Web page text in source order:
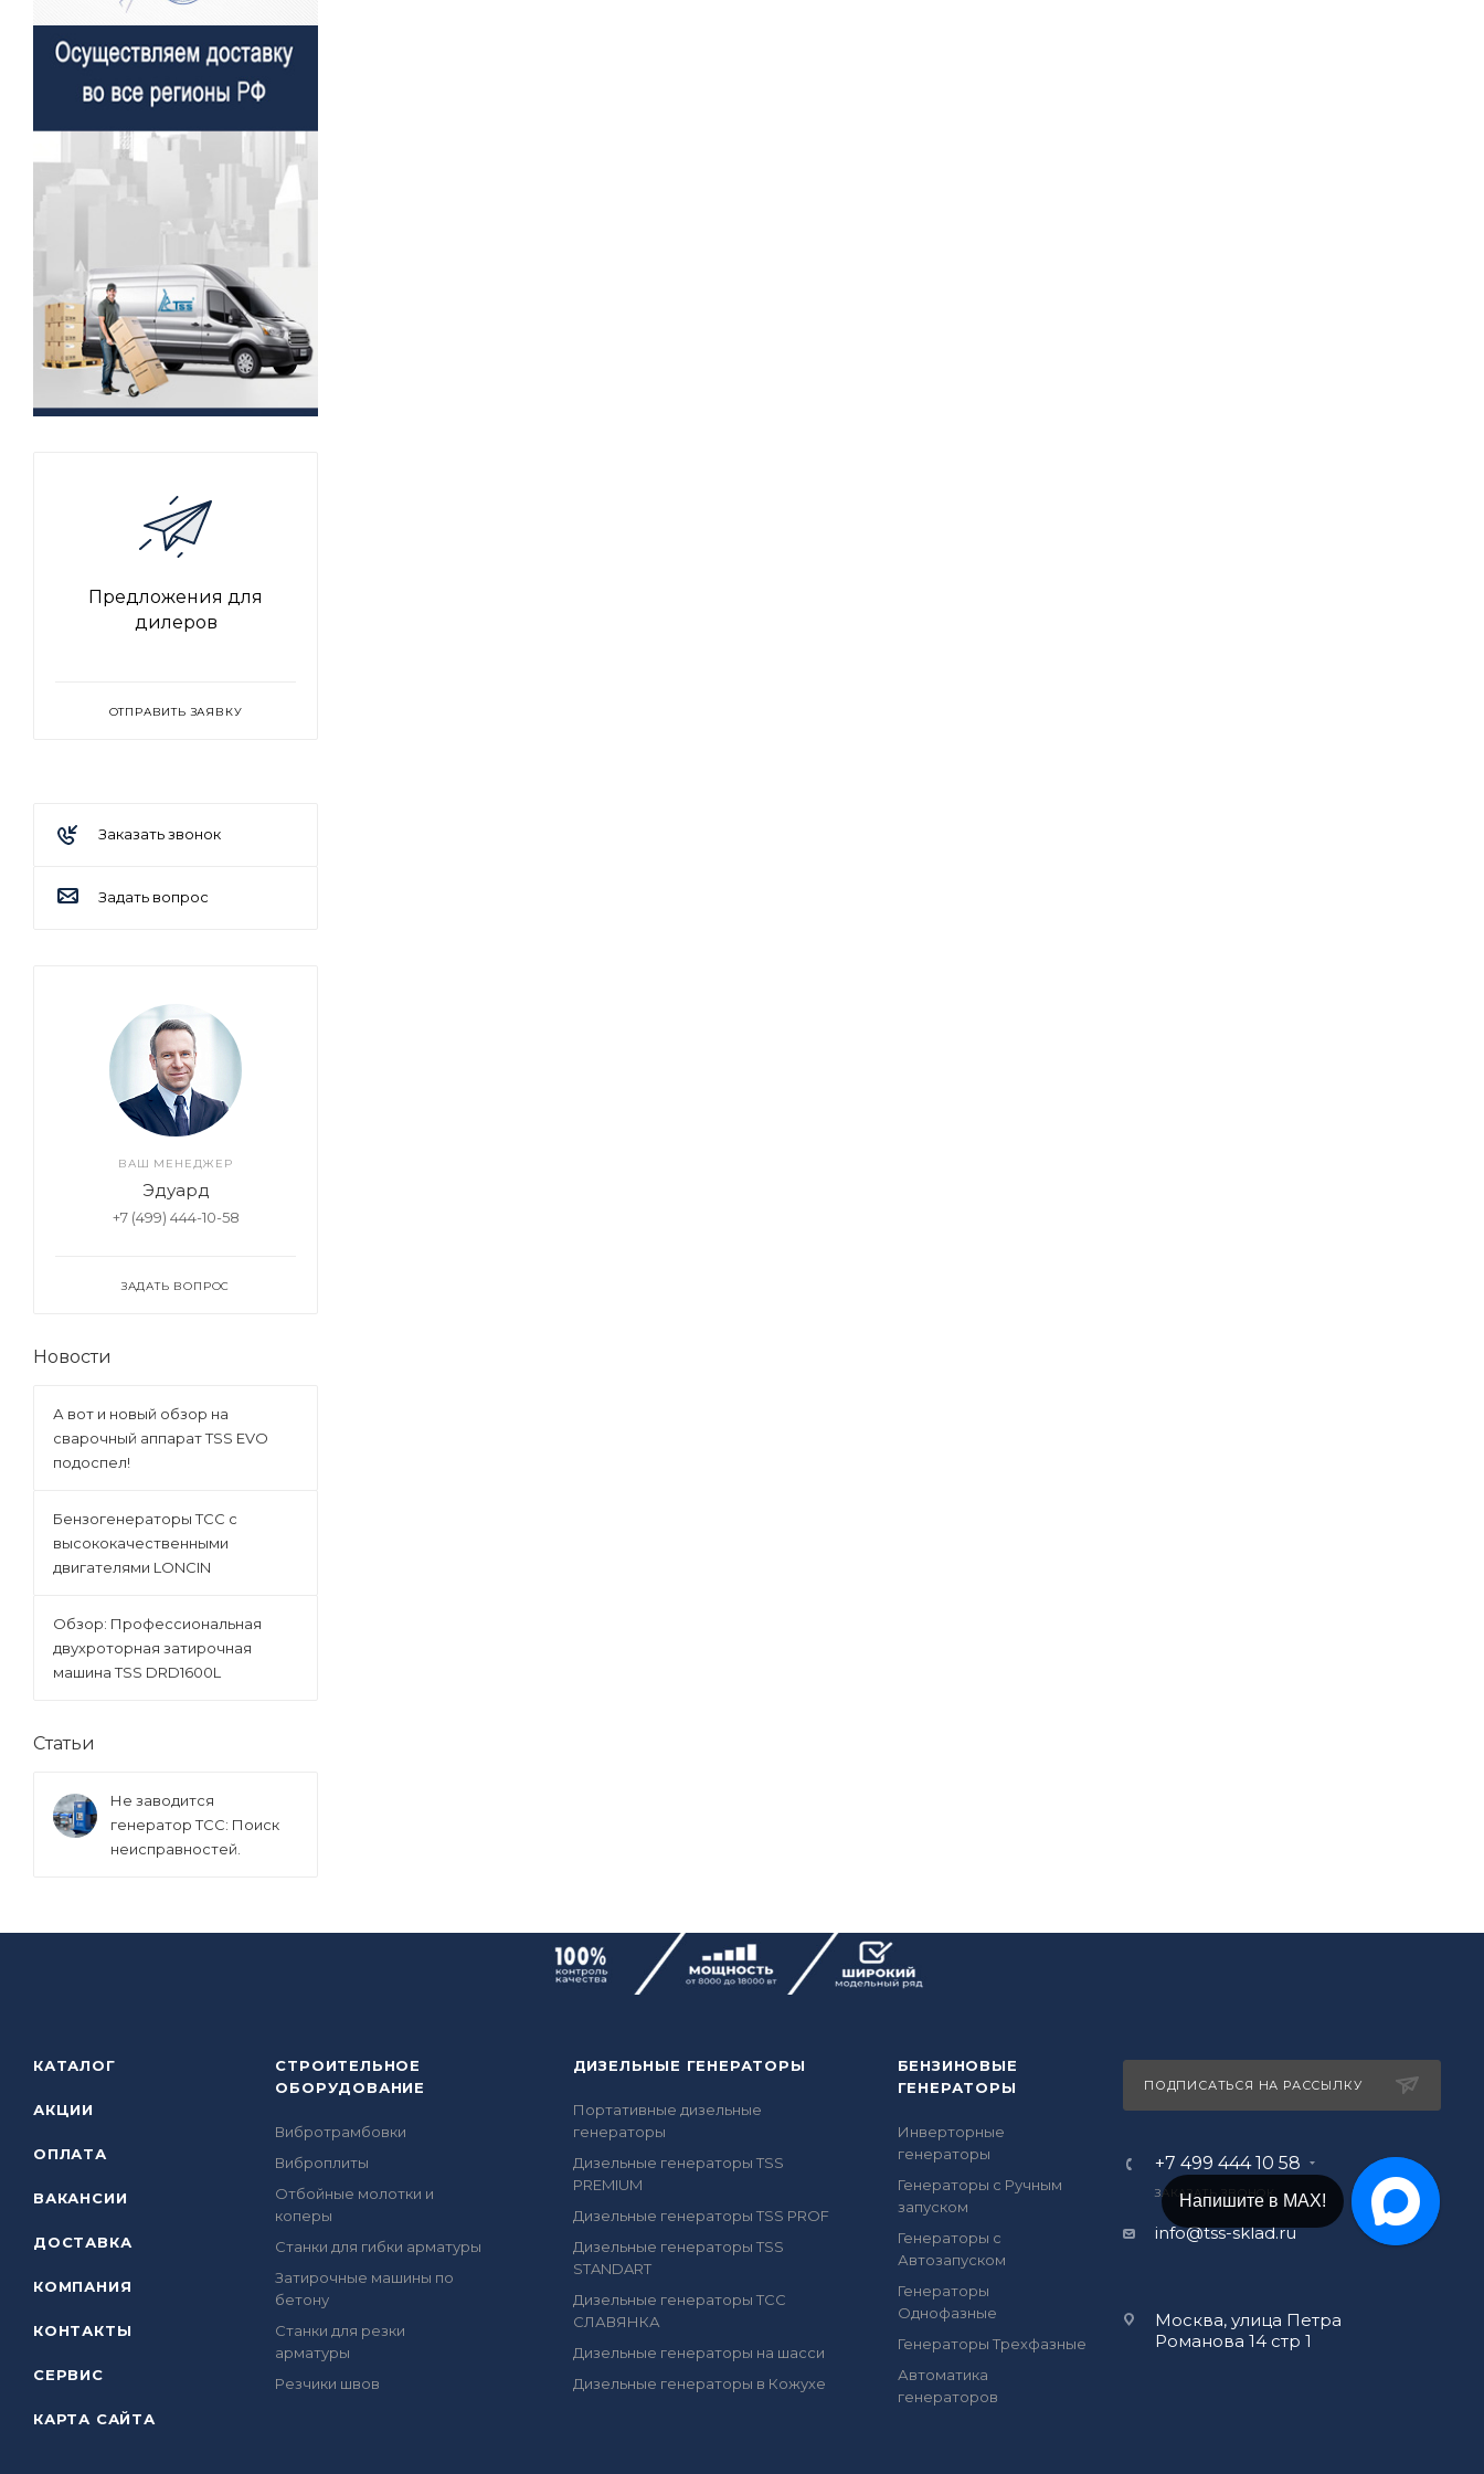
Предложения для
дилеров
ОТПРАВИТЬ ЗАЯВКУ
Заказать звонок
Задать вопрос
ВАШ МЕНЕДЖЕР
Эдуард
+7 (499) 444-10-58
ЗАДАТЬ ВОПРОС
Новости
А вот и новый обзор на
сварочный аппарат TSS EVO
подоспел!
Бензогенераторы ТСС с
высококачественными
двигателями LONCIN
Обзор: Профессиональная
двухроторная затирочная
машина TSS DRD1600L
Статьи
Не заводится
генератор ТСС: Поиск
неисправностей.
КАТАЛОГ
АКЦИИ
ОПЛАТА
ВАКАНСИИ
ДОСТАВКА
КОМПАНИЯ
КОНТАКТЫ
СЕРВИС
КАРТА САЙТА
СТРОИТЕЛЬНОЕ
ОБОРУДОВАНИЕ
Вибротрамбовки
Виброплиты
Отбойные молотки и
коперы
Станки для гибки арматуры
Затирочные машины по
бетону
Станки для резки
арматуры
Резчики швов
ДИЗЕЛЬНЫЕ ГЕНЕРАТОРЫ
Портативные дизельные
генераторы
Дизельные генераторы TSS
PREMIUM
Дизельные генераторы TSS PROF
Дизельные генераторы TSS
STANDART
Дизельные генераторы ТСС
СЛАВЯНКА
Дизельные генераторы на шасси
Дизельные генераторы в Кожухе
БЕНЗИНОВЫЕ
ГЕНЕРАТОРЫ
Инверторные
генераторы
Генераторы с Ручным
запуском
Генераторы с
Автозапуском
Генераторы
Однофазные
Генераторы Трехфазные
Автоматика
генераторов
ПОДПИСАТЬСЯ НА РАССЫЛКУ
+7 499 444 10 58
ЗАКАЗАТЬ ЗВОНОК
info@tss-sklad.ru
Москва, улица Петра
Романова 14 стр 1
Напишите в Telegram!